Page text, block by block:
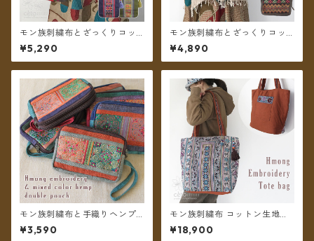
モン族刺繍布とざっくりコッ
トン タッセルチャームのハン
ドバッグ ＊メール便送料無料
＊
¥5,290
モン族刺繍布とざっくりコッ
トンのショルダーポーチ ＊メ
ール便送料無料＊
¥4,890
モン族刺繍布と手織りヘンプ
ミックスカラー ダブルポーチ
＊メール便送料無料＊
¥3,590
モン族刺繍布 コットン生地ト
ートバッグ クロスステッチ B
＊送料無料＊
¥18,900